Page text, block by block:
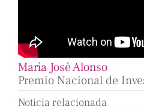
María José Alonso
Premio Nacional de
Noticia relacionada